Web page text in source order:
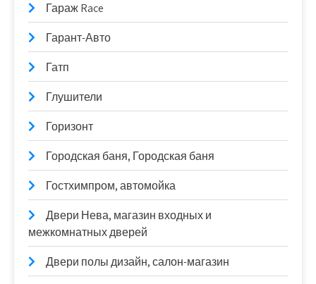
Гараж Race
Гарант-Авто
Гатп
Глушители
Горизонт
Городская баня, Городская баня
Гостхимпром, автомойка
Двери Нева, магазин входных и
межкомнатных дверей
Двери полы дизайн, салон-магазин